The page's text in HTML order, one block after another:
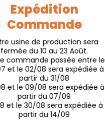
Expédition
Commande
usine de production sera
fermée du 10 au 23 Août.
commande passée entre le
et le 02/08 sera expédiée à
partir du 31/08
et le 09/08 sera expédiée à
partir du 07/09
et le 30/08 sera expédiée à
partir du 14/09
SKYLINE SUR SOCLE
Andernos
de80,00€